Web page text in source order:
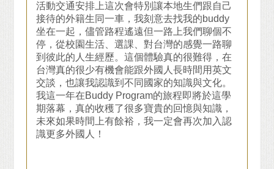
活動交通安排上這次會特別讓本地生們跟自己
接待的外籍生同一車，我刻意去找我的buddy
坐在一起，儘管路程遙遠但一路上我們聊個不
停，從校園生活、選課、對台灣的感覺一路聊
到彼此的人生經歷。這個體驗真的很難得，在
台灣真的很少有機會能跟外國人長時間用英文
交談，也讓我認識到不同國家的知識與文化。
我這一年在Buddy Program的旅程即將於這學
期落幕，真的收穫了很多寶貴的回憶與知識，
未來如果時間上有餘裕，我一定會再次加入認
識更多外國人！